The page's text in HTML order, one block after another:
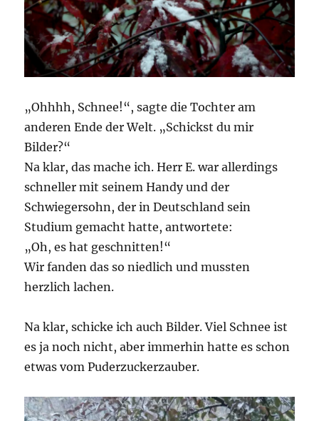
„Ohhhh, Schnee!“, sagte die Tochter am
anderen Ende der Welt. „Schickst du mir
Bilder?“
Na klar, das mache ich. Herr E. war allerdings
schneller mit seinem Handy und der
Schwiegersohn, der in Deutschland sein
Studium gemacht hatte, antwortete:
„Oh, es hat geschnitten!“
Wir fanden das so niedlich und mussten
herzlich lachen.
Na klar, schicke ich auch Bilder. Viel Schnee ist
es ja noch nicht, aber immerhin hatte es schon
etwas vom Puderzuckerzauber.